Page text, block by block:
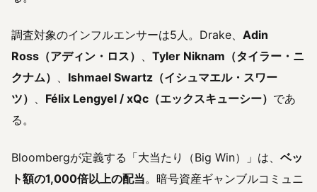
調査対象のインフルエンサーは5人。Drake、 Adin
Ross（アディン・ロス）
Tyler Niknam（タイラー・ニ
クナム）
Ishmael Swartz（イシュマエル・スワー
ツ）
Félix Lengyel / xQc（エックスキューシー） であ
る。
Bloombergが定義する「大当たり（Big Win）」は、 ベッ
ト額の1,000倍以上の配当。暗号資産ギャンブルコミュニ